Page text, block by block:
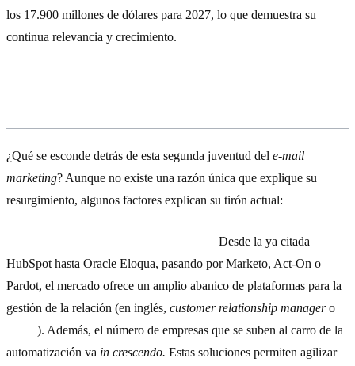
los 17.900 millones de dólares para 2027, lo que demuestra su
continua relevancia y crecimiento.
¿Qué se esconde detrás de esta segunda juventud del e-mail
marketing? Aunque no existe una razón única que explique su
resurgimiento, algunos factores explican su tirón actual:
Desde la ya citada
HubSpot hasta Oracle Eloqua, pasando por Marketo, Act-On o
Pardot, el mercado ofrece un amplio abanico de plataformas para la
gestión de la relación (en inglés, customer relationship managero
). Además, el número de empresas que se suben al carro de la
automatización va in crescendo. Estas soluciones permiten agilizar